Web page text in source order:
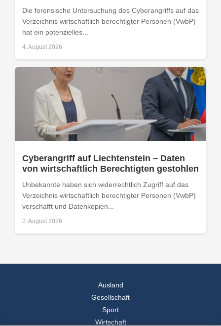
Die forensische Untersuchung des Cyberangriffs auf das
Verzeichnis wirtschaftlich berechtigter Personen (VwbP)
hat ein potenzielles...
4. August 2026
Cyberangriff auf Liechtenstein – Daten
von wirtschaftlich Berechtigten gestohlen
Unbekannte haben sich widerrechtlich Zugriff auf das
Verzeichnis wirtschaftlich berechtigter Personen (VwbP)
verschafft und Datenkopien...
2. August 2026
Ausland
Gesellschaft
Sport
Wirtschaft